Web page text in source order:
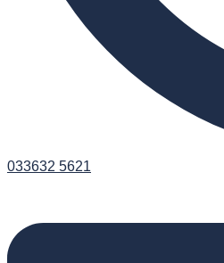
033632 5621